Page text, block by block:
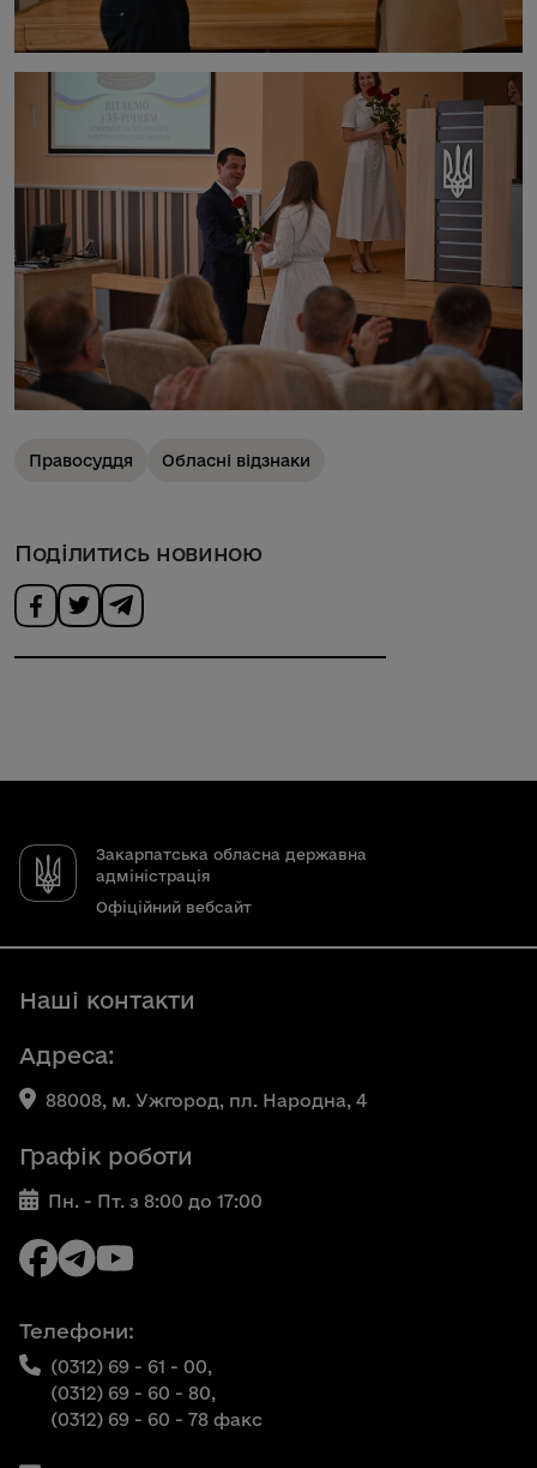
Правосуддя Обласні відзнаки
Поділитись новиною
Закарпатська обласна державна
адміністрація
Офіційний вебсайт
Наші контакти
Адреса:
88008, м. Ужгород, пл. Народна, 4
Графік роботи
Пн. - Пт. з 8:00 до 17:00
Телефони:
(0312) 69 - 61 - 00,
(0312) 69 - 60 - 80,
(0312) 69 - 60 - 78 факс